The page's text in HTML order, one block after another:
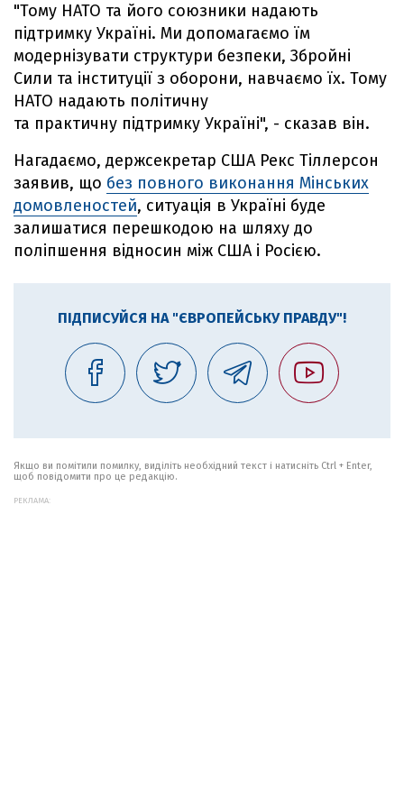
"Тому НАТО та його союзники надають
підтримку Україні. Ми допомагаємо їм
модернізувати структури безпеки, Збройні
Сили та інституції з оборони, навчаємо їх. Тому
НАТО надають політичну
та практичну підтримку Україні", - сказав він.
Нагадаємо, держсекретар США Рекс Тіллерсон
заявив, що без повного виконання Мінських
домовленостей, ситуація в Україні буде
залишатися перешкодою на шляху до
поліпшення відносин між США і Росією.
ПІДПИСУЙСЯ НА "ЄВРОПЕЙСЬКУ ПРАВДУ"!
Якщо ви помітили помилку, виділіть необхідний текст і натисніть Ctrl + Enter,
щоб повідомити про це редакцію.
РЕКЛАМА: